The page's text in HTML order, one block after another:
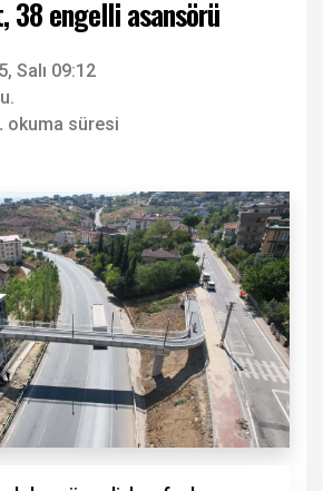
engelli asansörü
Salı 09:12
okuma süresi